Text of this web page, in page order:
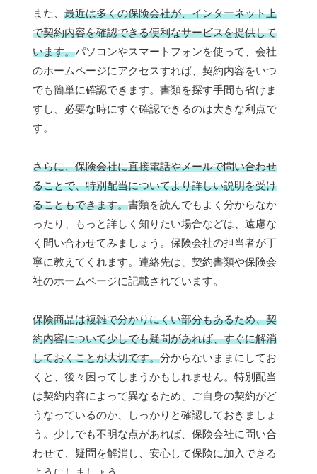
また、 最近は多くの保険会社が、インターネット上
で契約内容を確認できる便利なサービスを提供して
います。パソコンやスマートフォンを使って、会社
のホームページにアクセスすれば、契約内容をいつ
でも簡単に確認できます。書類を探す手間も省けま
すし、必要な時にすぐ確認できるのは大きな利点で
す。
さらに、保険会社に直接電話やメールで問い合わせ
ることで、特別配当についてより詳しい説明を受け
ることもできます。書類を読んでもよく分からなか
ったり、もっと詳しく知りたい場合などは、遠慮な
く問い合わせてみましょう。保険会社の担当者が丁
寧に教えてくれます。連絡先は、契約書類や保険会
社のホームページに記載されています。
保険商品は複雑で分かりにくい部分もあるため、契
約内容について少しでも疑問があれば、すぐに解消
しておくことが大切です。分からないままにしてお
くと、後々困ってしまうかもしれません。特別配当
は契約内容によって異なるため、ご自身の契約がど
うなっているのか、しっかりと確認しておきましょ
う。少しでも不明な点があれば、保険会社に問い合
わせて、疑問を解消し、安心して保険に加入できる